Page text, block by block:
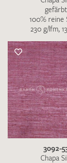
Ich bin damit
zur
Die
genommen
gefärbt
100% reine
230 g/lfm,
3092-
Chapa